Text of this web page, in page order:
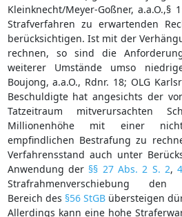
Kleinknecht/Meyer-Goßner,
Strafverfahren zu erwartenden
berücksichtigen. Ist mit der
rechnen, so sind die
weiterer Umstände umso
Boujong, a.a.O., Rdnr. 18; OLG
Beschuldigte hat angesichts der
Tatzeitraum mitverursachten
Millionenhöhe mit einer
empfindlichen Bestrafung zu
Verfahrensstand auch unter
Anwendung der §§ 27 Abs. 2 S. 2,
Strafrahmenverschiebung den
Bereich des §56 StGBübersteigen
Allerdings kann eine hohe